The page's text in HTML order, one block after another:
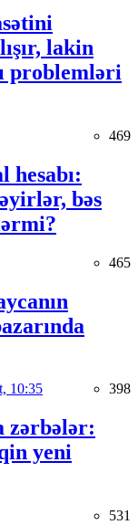
lakin
problemləri
469
hesabı:
bəs
465
10:35 398
zərbələr:
yeni
531